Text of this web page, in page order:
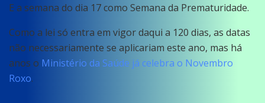
E a semana do dia 17 como Semana da Prematuridade.
Como a lei só entra em vigor daqui a 120 dias, as datas
não necessariamente se aplicariam este ano, mas há
anos o Ministério da Saúde já celebra o Novembro
Roxo.